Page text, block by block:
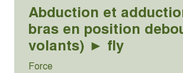
Abduction et
bras en position
volants) ► fly
Force